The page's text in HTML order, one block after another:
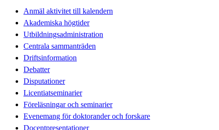
Anmäl aktivitet till kalendern
Akademiska högtider
Utbildningsadministration
Centrala sammanträden
Driftsinformation
Debatter
Disputationer
Licentiatseminarier
Föreläsningar och seminarier
Evenemang för doktorander och forskare
Docentpresentationer